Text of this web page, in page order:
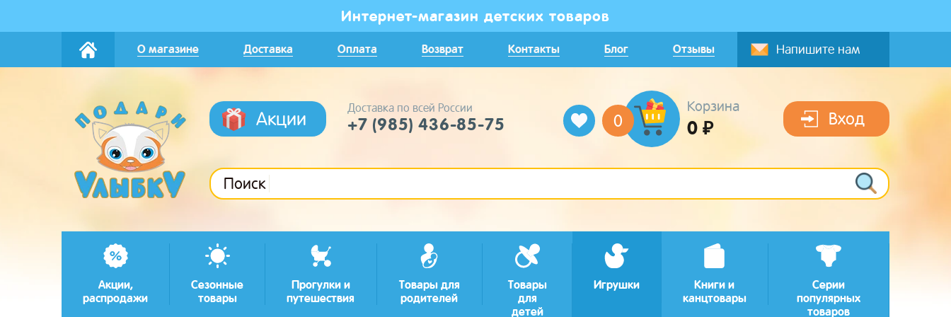
Интернет-магазин детских товаров
О магазине Доставка Оплата Возврат Контакты Блог Отзывы Напишите нам
Акции
Доставка по всей России
+7 (985) 436-85-75 0
Корзина
0 ₽ Вход
Поиск
Акции,
распродажи
Сезонные
товары
Прогулки и
путешествия
Товары для
родителей
Товары
для
детей
Игрушки
Книги и
канцтовары
Серии
популярных
товаров